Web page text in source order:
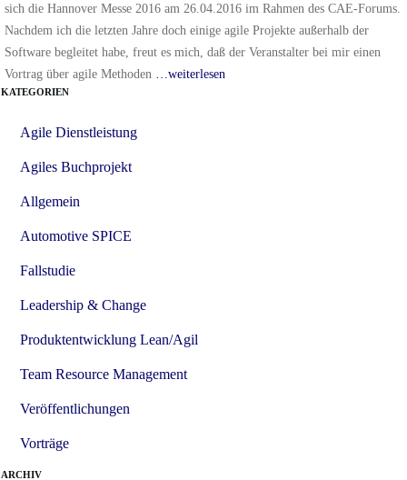
sich die Hannover Messe 2016 am 26.04.2016 im Rahmen des CAE-Forums.
Nachdem ich die letzten Jahre doch einige agile Projekte außerhalb der
Software begleitet habe, freut es mich, daß der Veranstalter bei mir einen
Vortrag über agile Methoden …weiterlesen
KATEGORIEN
Agile Dienstleistung
Agiles Buchprojekt
Allgemein
Automotive SPICE
Fallstudie
Leadership & Change
Produktentwicklung Lean/Agil
Team Resource Management
Veröffentlichungen
Vorträge
ARCHIV